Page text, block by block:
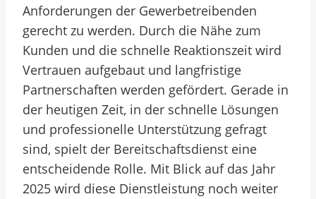
Anforderungen der Gewerbetreibenden
gerecht zu werden. Durch die Nähe zum
Kunden und die schnelle Reaktionszeit wird
Vertrauen aufgebaut und langfristige
Partnerschaften werden gefördert. Gerade in
der heutigen Zeit, in der schnelle Lösungen
und professionelle Unterstützung gefragt
sind, spielt der Bereitschaftsdienst eine
entscheidende Rolle. Mit Blick auf das Jahr
2025 wird diese Dienstleistung noch weiter